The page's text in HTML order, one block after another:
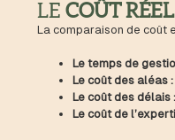
LE COÛT RÉEL
La comparaison de coût
Le temps de
Le coût des aléas :
Le coût des délais :
Le coût de